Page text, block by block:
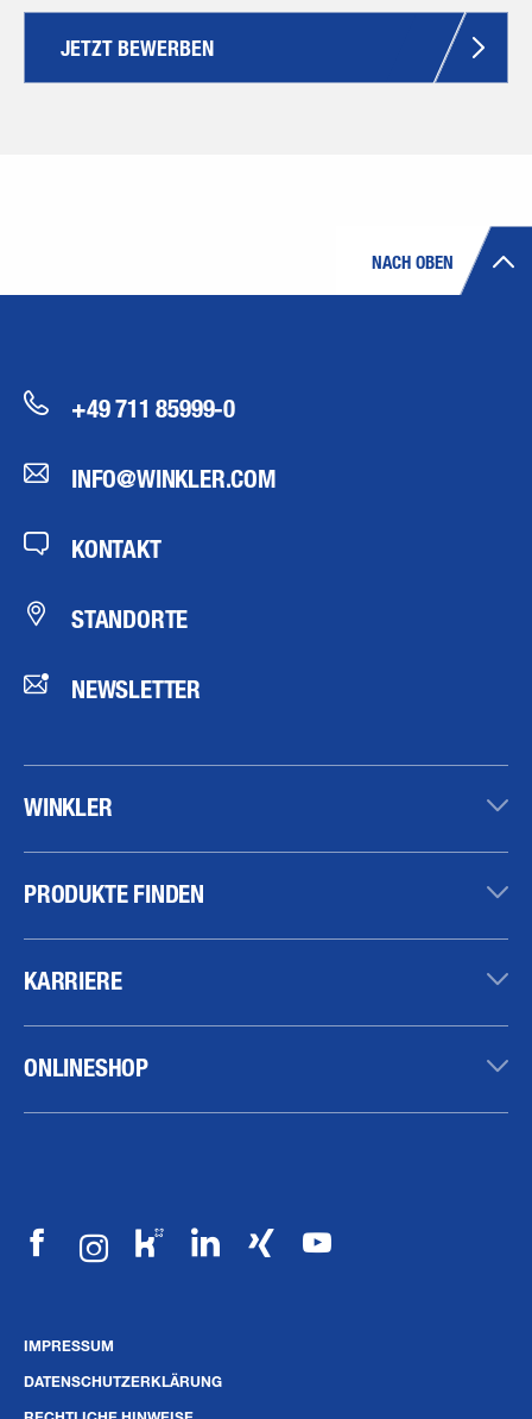
JETZT BEWERBEN
NACH OBEN
+49 711 85999-0
INFO@WINKLER.COM
KONTAKT
STANDORTE
NEWSLETTER
WINKLER
PRODUKTE FINDEN
KARRIERE
ONLINESHOP
IMPRESSUM
DATENSCHUTZERKLÄRUNG